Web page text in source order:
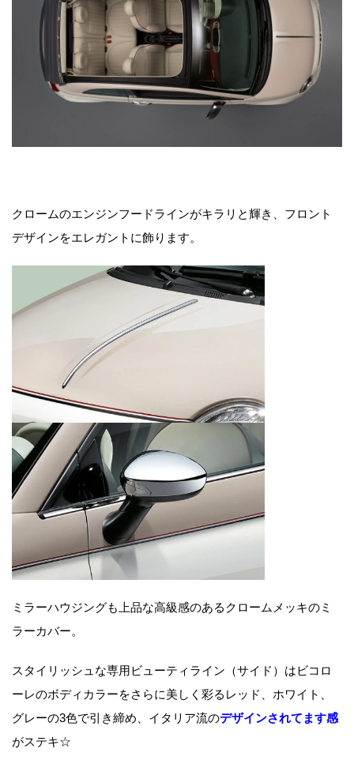
クロームのエンジンフードラインがキラリと輝き、フロント
デザインをエレガントに飾ります。
ミラーハウジングも上品な高級感のあるクロームメッキのミ
ラーカバー。
スタイリッシュな専用ビューティライン（サイド）はビコロ
ーレのボディカラーをさらに美しく彩るレッド、ホワイト、
グレーの3色で引き締め、イタリア流のデザインされてます感
がステキ☆